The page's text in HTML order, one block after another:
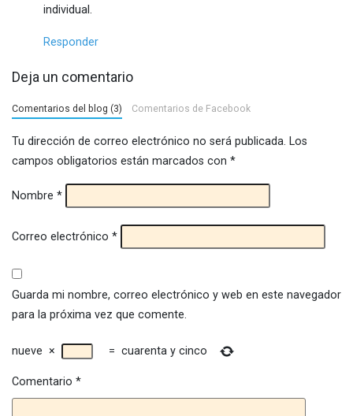
individual.
Responder
Deja un comentario
Comentarios del blog (3) Comentarios de Facebook
Tu dirección de correo electrónico no será publicada. Los
campos obligatorios están marcados con *
Nombre *
Correo electrónico *
Guarda mi nombre, correo electrónico y web en este navegador
para la próxima vez que comente.
nueve × = cuarenta y cinco
Comentario *